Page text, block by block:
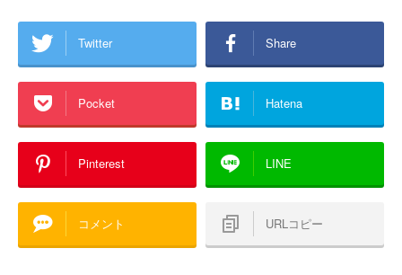
Twitter Share
Pocket Hatena
Pinterest LINE
コメント URLコピー